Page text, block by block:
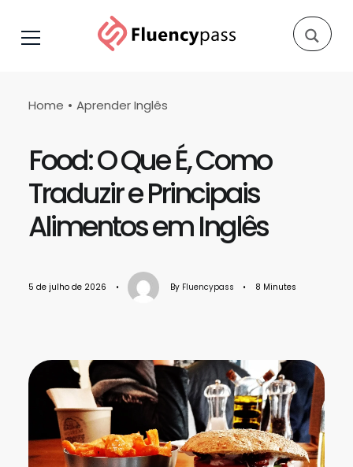
Home Aprender Inglês
Food: O Que É, Como
Traduzir e Principais
Alimentos em Inglês
5 de julho de 2026 • By Fluencypass • 8 Minutes